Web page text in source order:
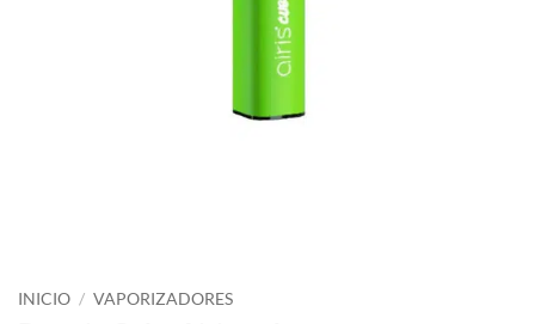
INICIO / VAPORIZADORES